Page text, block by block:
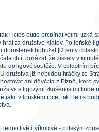
i letos bude probíhat velmi úzká
za družstvo Klatov. Po loňské
dorostenek bohužel již jen v
chtít dokázat, že získaly v
do ligové soutěže. V oblastním
družstva již nebudou hráčky ze
ani děvčata z Plzně, které
s ligovými zkušenostmi bude
jako v loňském roce, tak i letos
jednotlivě čtyřkolově - polským